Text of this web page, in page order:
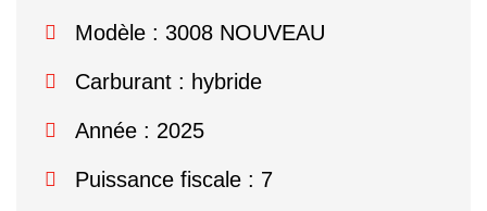
Modèle : 3008 NOUVEAU
Carburant : hybride
Année : 2025
Puissance fiscale : 7